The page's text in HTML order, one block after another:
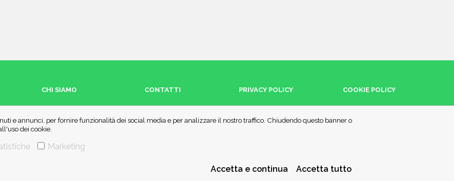
e annunci, per fornire funzionalità dei social media e per analizzare il nostro traffico. Chiudendo questo banner o
dei cookie.
Marketing
Accetta e continua Accetta tutto
CHI SIAMO CONTATTI PRIVACY POLICY COOKIE POLICY